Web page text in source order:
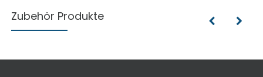
Zubehör Produkte